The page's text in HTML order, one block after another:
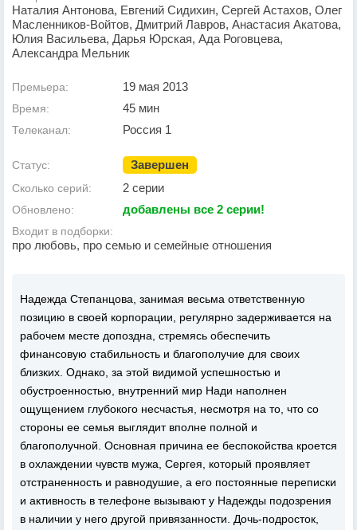
Наталия Антонова, Евгений Сидихин, Сергей Астахов, Олег
Масленников-Войтов, Дмитрий Лавров, Анастасия Акатова,
Юлия Васильева, Дарья Юрская, Ада Роговцева,
Александра Мельник
Премьера: 19 мая 2013
Время: 45 мин
Телеканал: Россия 1
Статус: Завершен
Сколько серий: 2 серии
Обновлено: добавлены все 2 серии!
Входит в подборки:
про любовь, про семью и семейные отношения
Надежда Степанцова, занимая весьма ответственную
позицию в своей корпорации, регулярно задерживается на
рабочем месте допоздна, стремясь обеспечить
финансовую стабильность и благополучие для своих
близких. Однако, за этой видимой успешностью и
обустроенностью, внутренний мир Нади наполнен
ощущением глубокого несчастья, несмотря на то, что со
стороны ее семья выглядит вполне полной и
благополучной. Основная причина ее беспокойства кроется
в охлаждении чувств мужа, Сергея, который проявляет
отстраненность и равнодушие, а его постоянные переписки
и активность в телефоне вызывают у Надежды подозрения
в наличии у него другой привязанности. Дочь-подросток,